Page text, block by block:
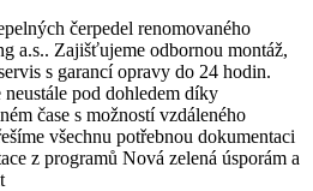
čerpedel renomovaného
a.s.. Zajišťujeme odbornou montáž,
s garancí opravy do 24 hodin.
neustále pod dohledem díky
čase s možností vzdáleného
všechnu potřebnou dokumentaci
z programů Nová zelená úsporám a